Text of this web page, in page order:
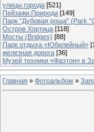
улицы города [521]
Пейзажи.Природа [149]
Парк "Дубовая роща" (Park
Остров Хортица [118]
Мосты (Bridges) [88]
Парк отдыха «Юбилейный»
железная дорога [36]
Музей техники «Фаэтон» в
Главная » Фотоальбом »